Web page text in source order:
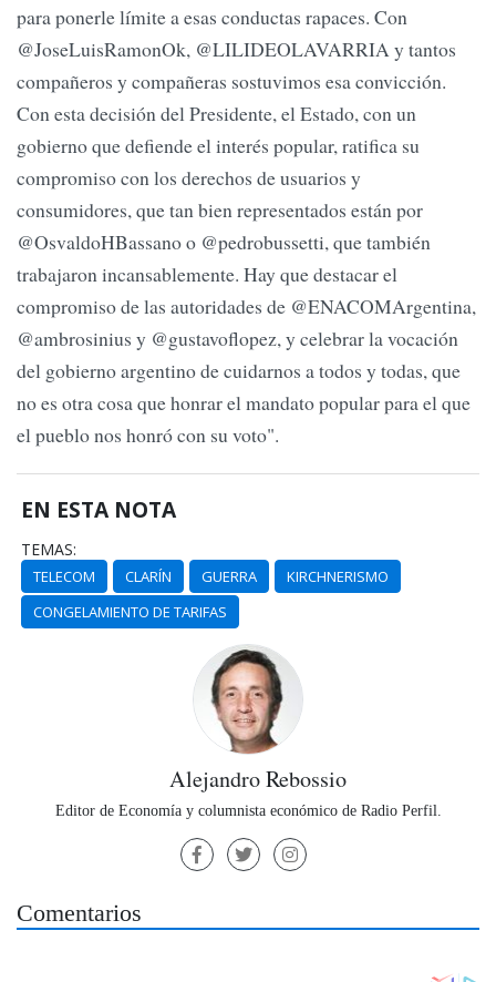
para ponerle límite a esas conductas rapaces. Con
@JoseLuisRamonOk, @LILIDEOLAVARRIA y tantos
compañeros y compañeras sostuvimos esa convicción.
Con esta decisión del Presidente, el Estado, con un
gobierno que defiende el interés popular, ratifica su
compromiso con los derechos de usuarios y
consumidores, que tan bien representados están por
@OsvaldoHBassano o @pedrobussetti, que también
trabajaron incansablemente. Hay que destacar el
compromiso de las autoridades de @ENACOMArgentina,
@ambrosinius y @gustavoflopez, y celebrar la vocación
del gobierno argentino de cuidarnos a todos y todas, que
no es otra cosa que honrar el mandato popular para el que
el pueblo nos honró con su voto".
EN ESTA NOTA
TEMAS:
TELECOM CLARÍN GUERRA
KIRCHNERISMO
CONGELAMIENTO DE TARIFAS
Alejandro Rebossio
Editor de Economía y columnista económico de Radio Perfil.
Comentarios